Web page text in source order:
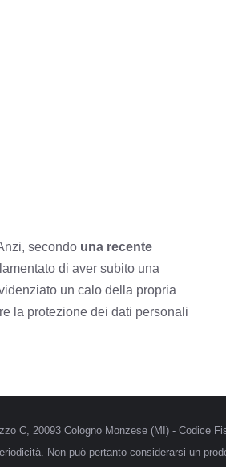
secondo una recente
di aver subito una
un calo della propria
la protezione dei dati personali
C, 20093 Cologno Monzese (MI) - Codice
Non può pertanto considerarsi un